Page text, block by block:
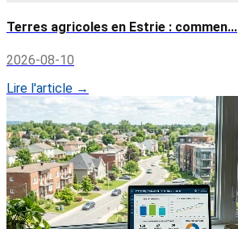
Terres agricoles en Estrie : commen...
2026-08-10
Lire l'article →